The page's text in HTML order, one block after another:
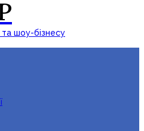
та шоу-бізнесу